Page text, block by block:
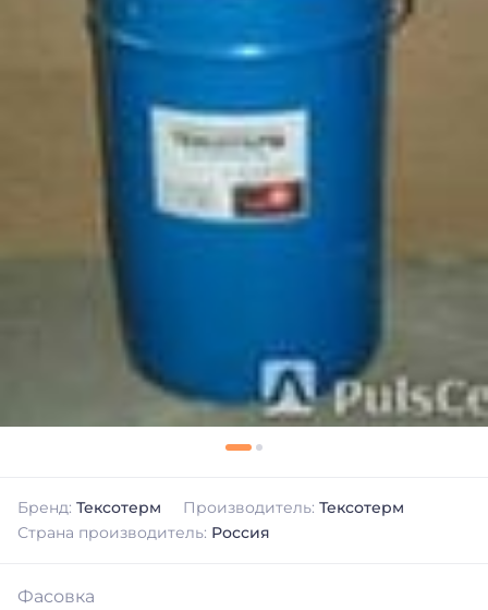
Бренд: Тексотерм Производитель: Тексотерм
Страна производитель: Россия
Фасовка